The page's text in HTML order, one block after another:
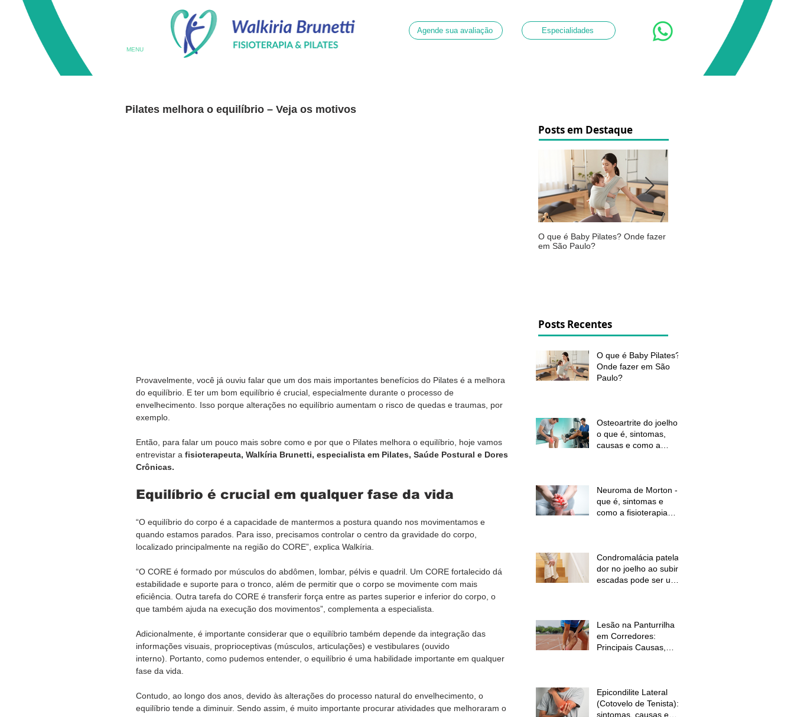
MENU
Agende sua avaliação Especialidades
Pilates melhora o equilíbrio – Veja os motivos
Provavelmente, você já ouviu falar que um dos mais importantes benefícios do Pilates é a melhora
do equilíbrio. E ter um bom equilíbrio é crucial, especialmente durante o processo de
envelhecimento. Isso porque alterações no equilíbrio aumentam o risco de quedas e traumas, por
exemplo.
Então, para falar um pouco mais sobre como e por que o Pilates melhora o equilíbrio, hoje vamos
entrevistar a fisioterapeuta, Walkíria Brunetti, especialista em Pilates, Saúde Postural e Dores
Crônicas.
Equilíbrio é crucial em qualquer fase da vida
“O equilíbrio do corpo é a capacidade de mantermos a postura quando nos movimentamos e
quando estamos parados. Para isso, precisamos controlar o centro da gravidade do corpo,
localizado principalmente na região do CORE”, explica Walkíria.
“O CORE é formado por músculos do abdômen, lombar, pélvis e quadril. Um CORE fortalecido dá
estabilidade e suporte para o tronco, além de permitir que o corpo se movimente com mais
eficiência. Outra tarefa do CORE é transferir força entre as partes superior e inferior do corpo, o
que também ajuda na execução dos movimentos”, complementa a especialista.
Adicionalmente, é importante considerar que o equilíbrio também depende da integração das
informações visuais, proprioceptivas (músculos, articulações) e vestibulares (ouvido
interno). Portanto, como pudemos entender, o equilíbrio é uma habilidade importante em qualquer
fase da vida.
Contudo, ao longo dos anos, devido às alterações do processo natural do envelhecimento, o
equilíbrio tende a diminuir. Sendo assim, é muito importante procurar atividades que melhoraram o
Posts em Destaque
O que é Baby Pilates? Onde fazer
em São Paulo?
Posts Recentes
O que é Baby Pilates?
Onde fazer em São
Paulo?
Osteoartrite do joelho:
o que é, sintomas,
causas e como a
Neuroma de Morton - o
que é, sintomas e
como a fisioterapia
Condromalácia patelar:
dor no joelho ao subir
escadas pode ser um
Lesão na Panturrilha
em Corredores:
Principais Causas,
Epicondilite Lateral
(Cotovelo de Tenista):
sintomas, causas e